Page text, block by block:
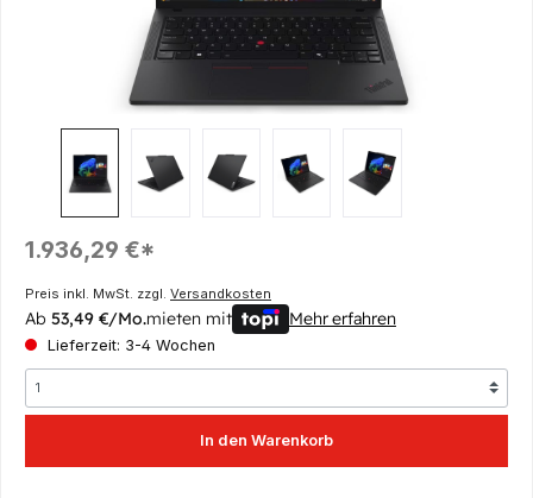
Regulärer Preis:
1.936,29 €*
Preis inkl. MwSt. zzgl. Versandkosten
Ab 53,49 €/Mo.mieten mit Mehr erfahren
Lieferzeit: 3-4 Wochen
In den Warenkorb